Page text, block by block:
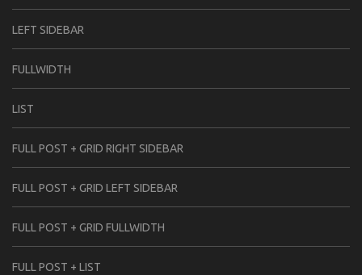
LEFT SIDEBAR
FULLWIDTH
LIST
FULL POST + GRID RIGHT SIDEBAR
FULL POST + GRID LEFT SIDEBAR
FULL POST + GRID FULLWIDTH
FULL POST + LIST